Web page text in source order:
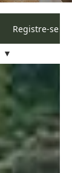
Registre-se